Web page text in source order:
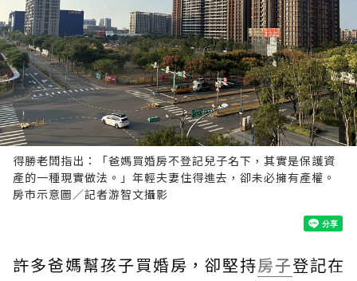
得勝老闆指出：「爸媽買婚房不登記兒子名下，其實是保護資
產的一種現實做法。」年輕夫妻住得進去，卻未必擁有產權。
房市示意圖／記者游智文攝影
許多爸媽幫孩子買婚房，卻堅持房子登記在